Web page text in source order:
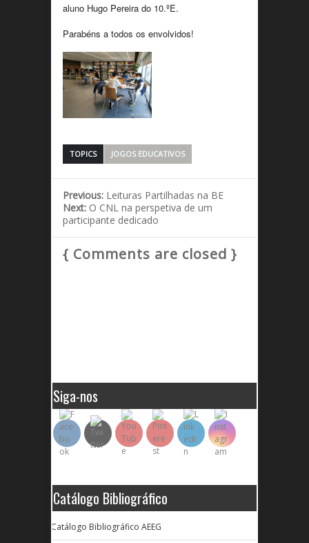
aluno Hugo Pereira do 10.ºE.
Parabéns a todos os envolvidos!
TOPICS JOGOS EDUCATIVOS
Previous: Leituras Partilhadas na BE
Next: O CNL na perspetiva de um
participante dedicado
{ Comments are closed }
Siga-nos
Catálogo Bibliográfico
Catálogo Bibliográfico AEEG